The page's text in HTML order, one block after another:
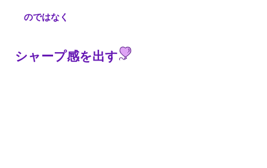
のではなく
シャープ感を出す